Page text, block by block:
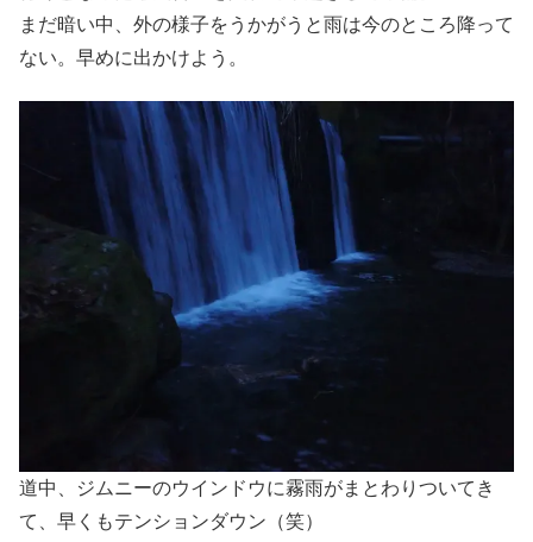
まだ暗い中、外の様子をうかがうと雨は今のところ降って
ない。早めに出かけよう。
道中、ジムニーのウインドウに霧雨がまとわりついてき
て、早くもテンションダウン（笑）